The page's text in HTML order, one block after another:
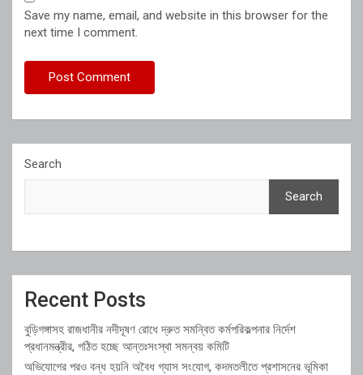
Save my name, email, and website in this browser for the
next time I comment.
Search
Search
Recent Posts
বুড়িগঙ্গাসহ রাজধানীর নদীদূষণ রোধে দ্রুত সমন্বিত কর্মপরিকল্পনার নির্দেশ
প্রধানমন্ত্রীর, গঠিত হচ্ছে আন্তঃসংস্থা সমন্বয় কমিটি
অভিযোগের পরও বন্ধ হয়নি অবৈধ গ্যাস সংযোগ, কদমতলীতে প্রশাসনের ভূমিকা